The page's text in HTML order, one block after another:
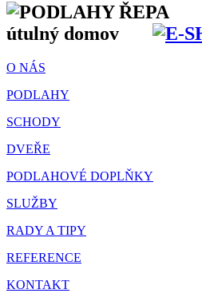
útulný domov
O NÁS
PODLAHY
SCHODY
DVEŘE
PODLAHOVÉ DOPLŇKY
SLUŽBY
RADY A TIPY
REFERENCE
KONTAKT